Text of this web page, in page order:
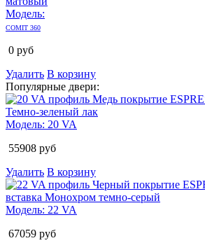
Модель:
COMIT 360
0 руб
Удалить В корзину
Популярные двери:
Модель: 20 VA
55908 руб
Удалить В корзину
Модель: 22 VA
67059 руб